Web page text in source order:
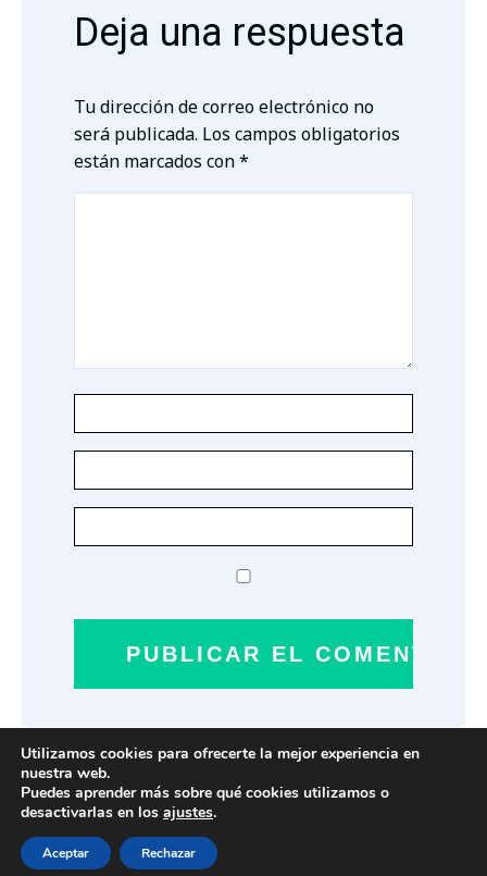
Deja una respuesta
Tu dirección de correo electrónico no
será publicada. Los campos obligatorios
están marcados con*
Aviso legal - Política de privacidad - Cookies - Condiciones generales de
contratación -
- © Mejores Tiendas Online 2024
Utilizamos cookies para ofrecerte la mejor experiencia en
nuestra web.
Puedes aprender más sobre qué cookies utilizamos o
desactivarlas en los ajustes.
Aceptar Rechazar